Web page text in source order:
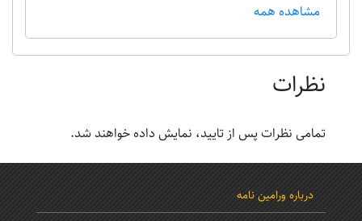
مشاهده همه
نظرات
تمامی نظرات پس از تایید، نمایش داده خواهند شد.
درباره ورامین نامه